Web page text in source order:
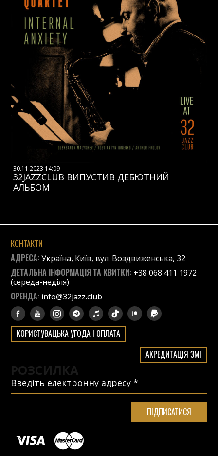
30.11.2023 14:09
32JAZZCLUB ВИПУСТИВ ДЕБЮТНИЙ
АЛЬБОМ
КОНТАКТИ
АДРЕСА:Україна, Київ, вул. Воздвиженська, 32
ДЕТАЛЬНА ІНФОРМАЦІЯ ТА КВИТКИ: +38 068 411 1972
(середа-неділя)
ОРЕНДА: info@32jazz.club
КОРИСТУВАЦЬКА УГОДА І ОПЛАТА
АКРЕДИТАЦІЯ ЗМІ
РОЗСИЛКА